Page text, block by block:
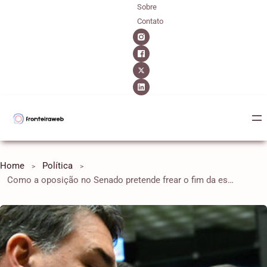
Sobre
Contato
Home
Política
Como a oposição no Senado pretende frear o fim da escala 6×1?